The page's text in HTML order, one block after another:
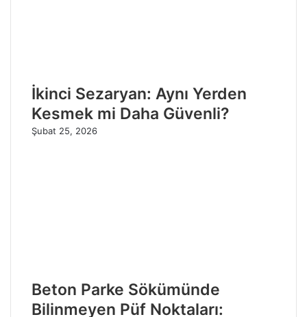
İkinci Sezaryan: Aynı Yerden
Kesmek mi Daha Güvenli?
Şubat 25, 2026
Beton Parke Sökümünde
Bilinmeyen Püf Noktaları: